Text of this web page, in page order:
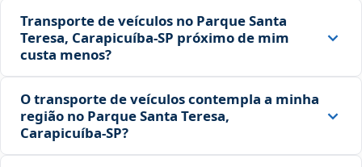
Transporte de veículos no Parque Santa
Teresa, Carapicuíba‑SP próximo de mim
custa menos?
O transporte de veículos contempla a minha
região no Parque Santa Teresa,
Carapicuíba‑SP?